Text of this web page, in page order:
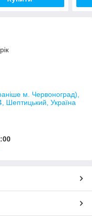
м. Червоноград),
Шептицький, Україна